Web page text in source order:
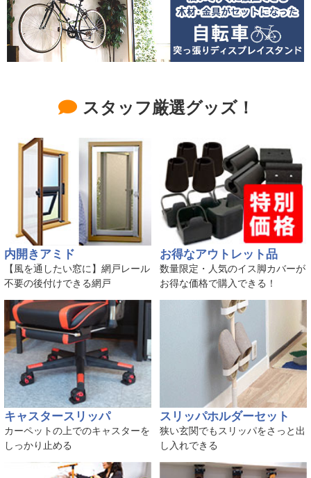
スタッフ厳選グッズ！
内開きアミド
【風を通したい窓に】網戸レール
不要の後付けできる網戸
お得なアウトレット品
数量限定・人気のイス脚カバーが
お得な価格で購入できる！
キャスタースリッパ
カーペットの上でのキャスターを
しっかり止める
スリッパホルダーセット
狭い玄関でもスリッパをさっと出
し入れできる